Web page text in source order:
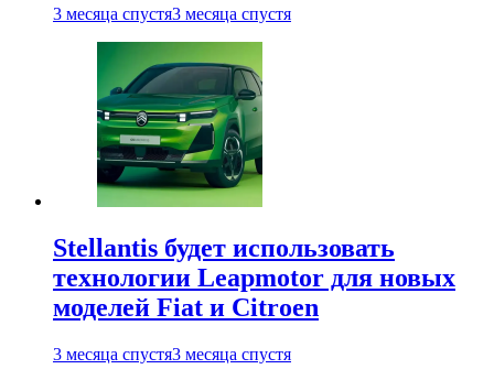
3 месяца спустя3 месяца спустя
Stellantis будет использовать
технологии Leapmotor для новых
моделей Fiat и Citroen
3 месяца спустя3 месяца спустя